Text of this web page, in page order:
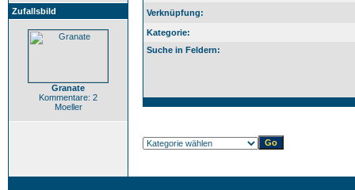
Zufallsbild
Granate
Kommentare: 2
Moeller
Verknüpfung:
Kategorie:
Suche in Feldern: